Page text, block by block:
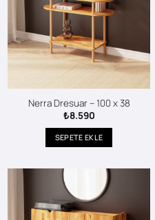
Nerra Dresuar – 100 x 38
₺8.590
SEPETE EKLE